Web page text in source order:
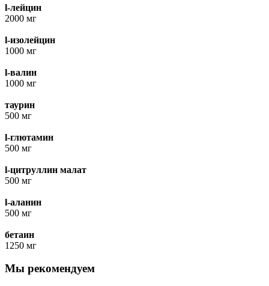
l-лейцин
2000 мг
l-изолейцин
1000 мг
l-валин
1000 мг
таурин
500 мг
l-глютамин
500 мг
l-цитруллин малат
500 мг
l-аланин
500 мг
бетаин
1250 мг
Мы рекомендуем